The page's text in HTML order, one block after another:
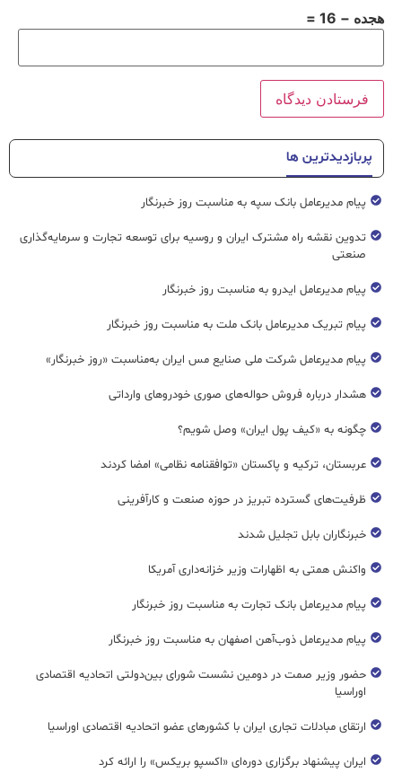
هجده − 16 =
پربازدیدترین ها
پیام مدیرعامل بانک سپه به مناسبت روز خبرنگار
تدوین نقشه راه مشترک ایران و روسیه برای توسعه تجارت و سرمایه‌گذاری
صنعتی
پیام مدیرعامل ایدرو به مناسبت روز خبرنگار
پیام تبریک مدیرعامل بانک ملت به مناسبت روز خبرنگار
پیام مدیرعامل شرکت ملی صنایع مس ایران به‌مناسبت «روز خبرنگار»
هشدار درباره فروش حواله‌های صوری خودروهای وارداتی
چگونه به «کیف پول ایران» وصل شویم؟
عربستان، ترکیه و پاکستان «توافقنامه نظامی» امضا کردند
ظرفیت‌های گسترده‌ تبریز در حوزه صنعت و کارآفرینی
خبرنگاران بابل تجلیل شدند
واکنش همتی به اظهارات وزیر خزانه‌داری آمریکا
پیام مدیرعامل بانک تجارت به مناسبت روز خبرنگار
پیام مدیرعامل ذوب‌آهن اصفهان به مناسبت روز خبرنگار
حضور وزیر صمت در دومین نشست شورای بین‌دولتی اتحادیه اقتصادی
اوراسیا
ارتقای مبادلات تجاری ایران با کشورهای عضو اتحادیه اقتصادی اوراسیا
ایران پیشنهاد برگزاری دوره‌ای «اکسپو بریکس» را ارائه کرد